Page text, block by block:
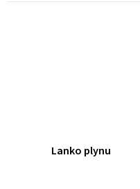
Lanko plynu